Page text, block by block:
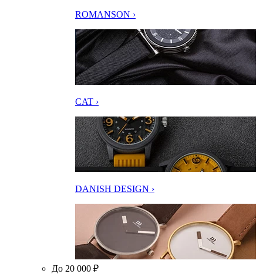
ROMANSON ›
CAT ›
DANISH DESIGN ›
До 20 000 ₽